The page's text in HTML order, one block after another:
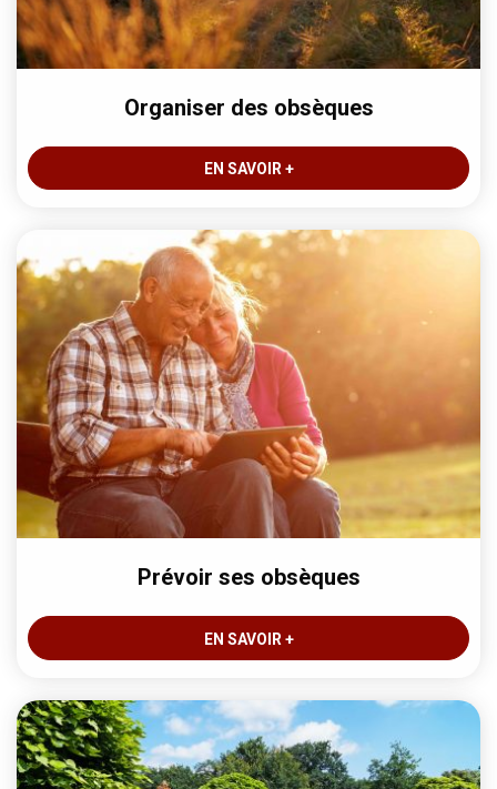
Organiser des obsèques
EN SAVOIR +
Prévoir ses obsèques
EN SAVOIR +